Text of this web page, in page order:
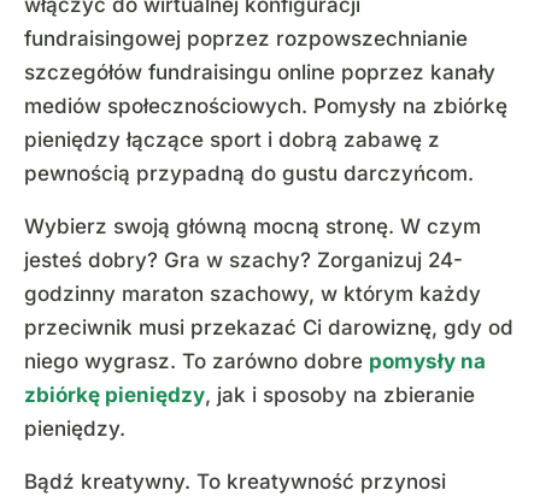
włączyć do wirtualnej konfiguracji
fundraisingowej poprzez rozpowszechnianie
szczegółów fundraisingu online poprzez kanały
mediów społecznościowych. Pomysły na zbiórkę
pieniędzy łączące sport i dobrą zabawę z
pewnością przypadną do gustu darczyńcom.
Wybierz swoją główną mocną stronę. W czym
jesteś dobry? Gra w szachy? Zorganizuj 24-
godzinny maraton szachowy, w którym każdy
przeciwnik musi przekazać Ci darowiznę, gdy od
niego wygrasz. To zarówno dobre pomysły na
zbiórkę pieniędzy, jak i sposoby na zbieranie
pieniędzy.
Bądź kreatywny. To kreatywność przynosi